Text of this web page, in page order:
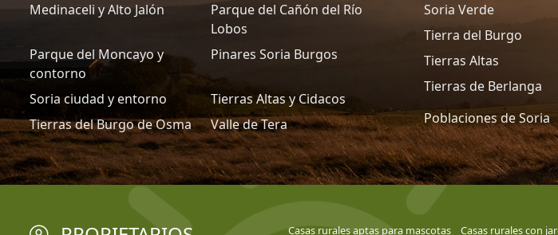
Medinaceli y Alto Jalón
Parque del Cañón del Río
Lobos
Parque del Moncayo y
contorno
Pinares Soria Burgos
Soria ciudad y entorno
Tierras Altas y Cidacos
Tierras del Burgo de Osma
Valle de Tera
Soria Verde
Tierra del Burgo
Tierras Altas
Tierras de Berlanga
Poblaciones de Soria
Casas rurales aptas para mascotas Casas rurales con